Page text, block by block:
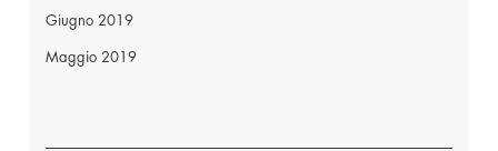
Giugno 2019
Maggio 2019